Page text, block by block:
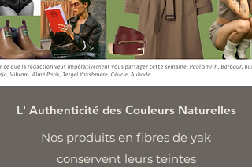
L' Authenticité des Couleurs Naturelles
Nos produits en fibres de yak
conservent leurs teintes